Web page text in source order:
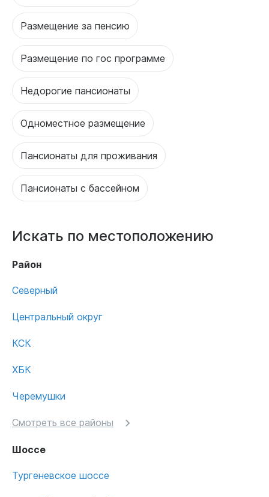
Размещение за пенсию
Размещение по гос программе
Недорогие пансионаты
Одноместное размещение
Пансионаты для проживания
Пансионаты с бассейном
Искать по местоположению
Район
Северный
Центральный округ
КСК
ХБК
Черемушки
Смотреть все районы
Шоссе
Тургеневское шоссе